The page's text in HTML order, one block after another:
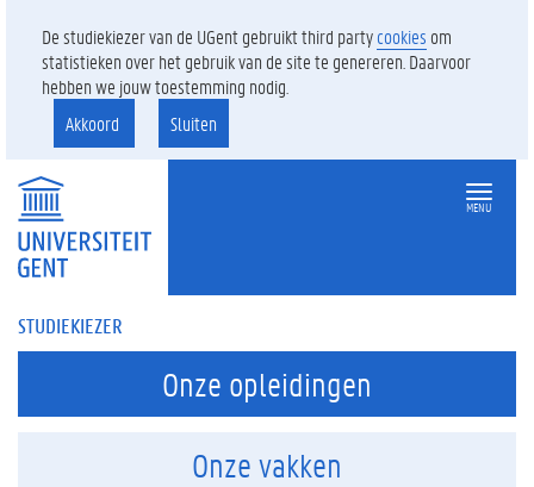
De studiekiezer van de UGent gebruikt third partycookies om
statistieken over het gebruik van de site te genereren. Daarvoor
hebben we jouw toestemming nodig.
Akkoord
Sluiten
MENU
STUDIEKIEZER
Onze opleidingen
Onze vakken